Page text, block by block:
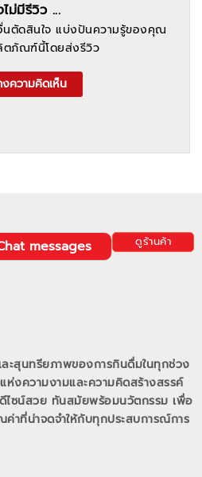
ดูร้านค้า
messages
ะสุนทรียภาพของการกินดื่มในทุกช่วง
ห่งความงามและความคิดสร้างสรรค์
ไซน์สวย ทันสมัยพร้อมนวัตกรรม เพื่อ
าที่น่าจดจำให้กับทุกประสบการณ์การ
ม่มีรีวิว ...
นตัดสินใจ แบ่งปันความรู้ของคุณ
ตภัณฑ์นี้โดยส่งรีวิว
ความคิดเห็น